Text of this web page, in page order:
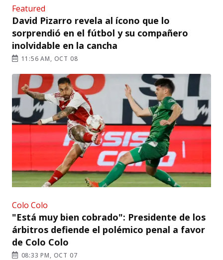
Featured
David Pizarro revela al ícono que lo
sorprendió en el fútbol y su compañero
inolvidable en la cancha
11:56 AM, OCT 08
Colo Colo
"Está muy bien cobrado": Presidente de los
árbitros defiende el polémico penal a favor
de Colo Colo
08:33 PM, OCT 07